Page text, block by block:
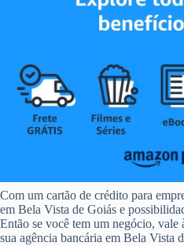
Com um cartão de crédito para
em Bela Vista de Goiás e
Então se você tem um negócio, vale
sua agência bancária em Bela Vista